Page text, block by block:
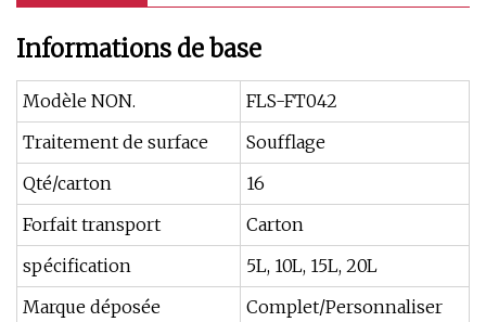
Informations de base
Modèle NON.
FLS-FT042
Traitement de surface
Soufflage
Qté/carton
16
Forfait transport
Carton
spécification
5L, 10L, 15L, 20L
Marque déposée
Complet/Personnaliser